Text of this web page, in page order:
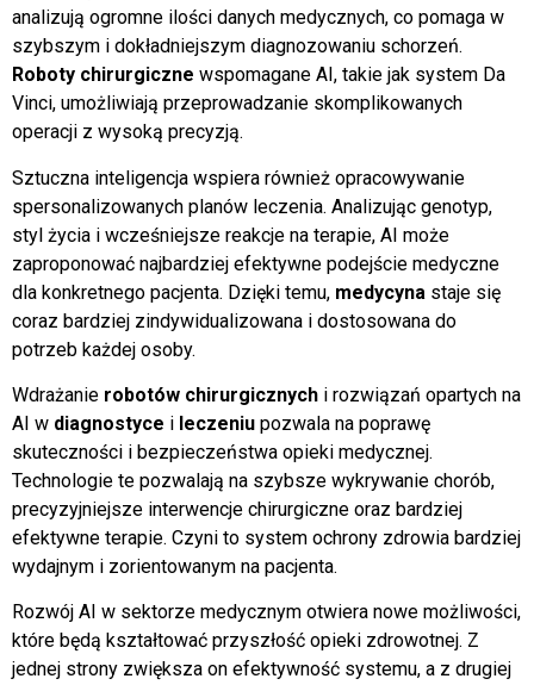
analizują ogromne ilości danych medycznych, co pomaga w
szybszym i dokładniejszym diagnozowaniu schorzeń.
Roboty chirurgiczne wspomagane AI, takie jak system Da
Vinci, umożliwiają przeprowadzanie skomplikowanych
operacji z wysoką precyzją.
Sztuczna inteligencja wspiera również opracowywanie
spersonalizowanych planów leczenia. Analizując genotyp,
styl życia i wcześniejsze reakcje na terapie, AI może
zaproponować najbardziej efektywne podejście medyczne
dla konkretnego pacjenta. Dzięki temu, medycyna staje się
coraz bardziej zindywidualizowana i dostosowana do
potrzeb każdej osoby.
Wdrażanie robotów chirurgicznych i rozwiązań opartych na
AI w diagnostyce i leczeniu pozwala na poprawę
skuteczności i bezpieczeństwa opieki medycznej.
Technologie te pozwalają na szybsze wykrywanie chorób,
precyzyjniejsze interwencje chirurgiczne oraz bardziej
efektywne terapie. Czyni to system ochrony zdrowia bardziej
wydajnym i zorientowanym na pacjenta.
Rozwój AI w sektorze medycznym otwiera nowe możliwości,
które będą kształtować przyszłość opieki zdrowotnej. Z
jednej strony zwiększa on efektywność systemu, a z drugiej